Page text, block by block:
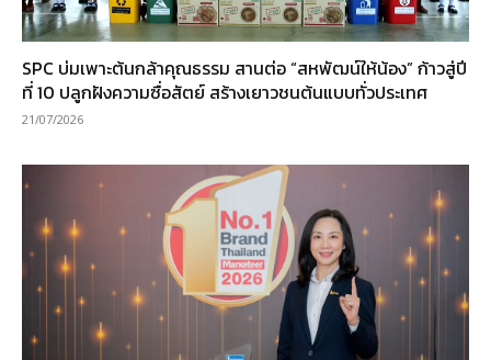
SPC บ่มเพาะต้นกล้าคุณธรรม สานต่อ “สหพัฒน์ให้น้อง” ก้าวสู่ปี
ที่ 10 ปลูกฝังความซื่อสัตย์ สร้างเยาวชนต้นแบบทั่วประเทศ
21/07/2026